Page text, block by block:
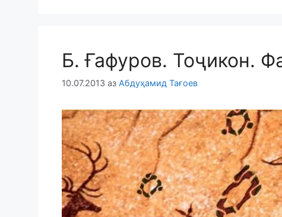
Б. Ғафуров. Тоҷикон.
10.07.2013 аз Абдуҳамид Тағоев